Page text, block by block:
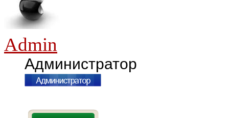
Admin
Администратор